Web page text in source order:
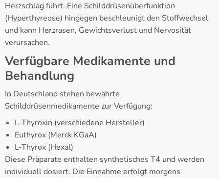
Herzschlag führt. Eine Schilddrüsenüberfunktion
(Hyperthyreose) hingegen beschleunigt den Stoffwechsel
und kann Herzrasen, Gewichtsverlust und Nervosität
verursachen.
Verfügbare Medikamente und
Behandlung
In Deutschland stehen bewährte
Schilddrüsenmedikamente zur Verfügung:
L-Thyroxin (verschiedene Hersteller)
Euthyrox (Merck KGaA)
L-Thyrox (Hexal)
Diese Präparate enthalten synthetisches T4 und werden
individuell dosiert. Die Einnahme erfolgt morgens